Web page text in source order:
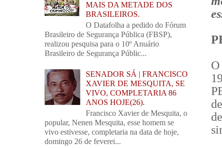
MAIS DA METADE DOS
BRASILEIROS.
O Datafolha a pedido do Fórum
Brasileiro de Segurança Pública (FBSP),
realizou pesquisa para o 10º Anuário
Brasileiro de Segurança Públic...
SENADOR SÁ | FRANCISCO
XAVIER DE MESQUITA, SE
VIVO, COMPLETARIA 86
ANOS HOJE(26).
Francisco Xavier de Mesquita, o
popular, Nenen Mesquita, esse homem se
vivo estivesse, completaria na data de hoje,
domingo 26 de feverei...